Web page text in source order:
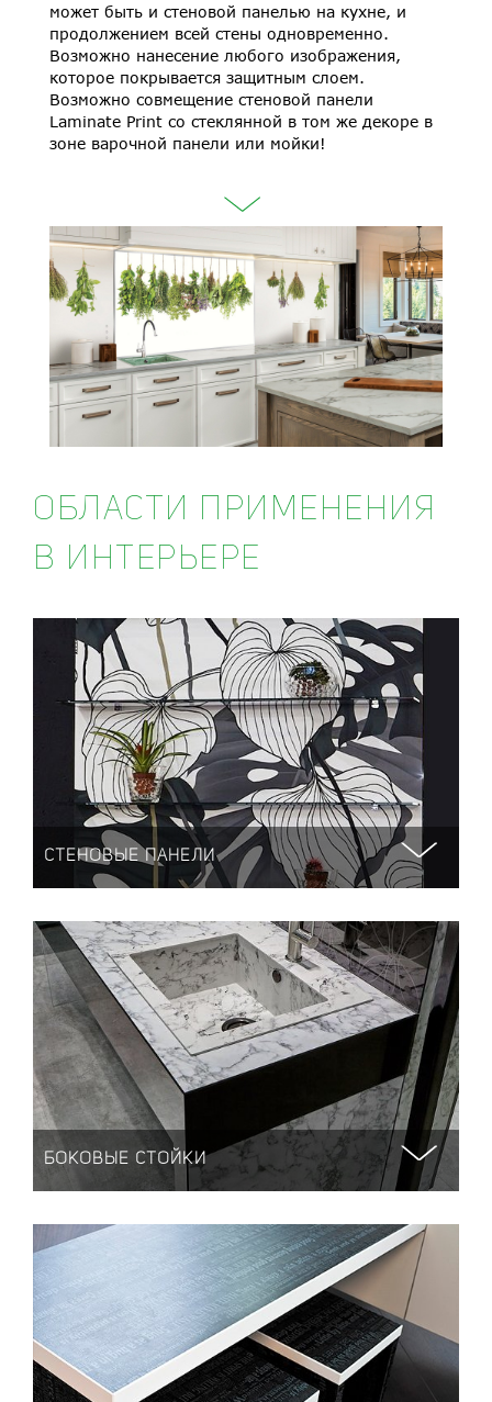
может быть и стеновой панелью на кухне, и
продолжением всей стены одновременно.
Возможно нанесение любого изображения,
которое покрывается защитным слоем.
Возможно совмещение стеновой панели
Laminate Print со стеклянной в том же декоре в
зоне варочной панели или мойки!
ОБЛАСТИ ПРИМЕНЕНИЯ
В ИНТЕРЬЕРЕ
СТЕНОВЫЕ ПАНЕЛИ
БОКОВЫЕ СТОЙКИ